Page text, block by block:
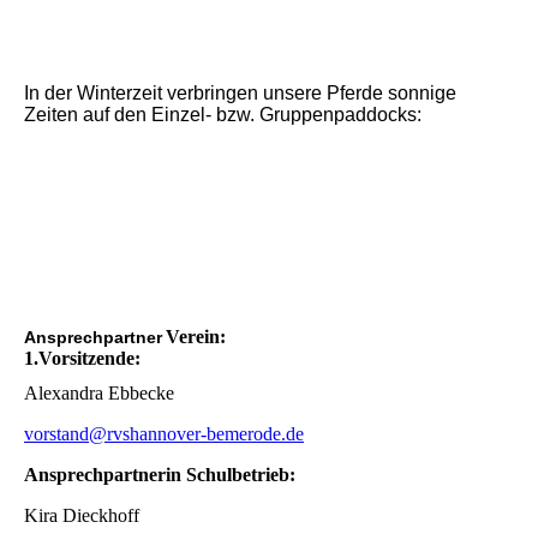
In der Winterzeit verbringen unsere Pferde sonnige
Zeiten auf den Einzel- bzw. Gruppenpaddocks:
AnsprechpartnerVerein:
1.Vorsitzende:
Alexandra Ebbecke
vorstand@rvshannover-bemerode.de
Ansprechpartnerin Schulbetrieb:
Kira Dieckhoff